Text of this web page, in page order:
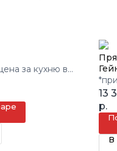
за кухню в
3
13
р.
В